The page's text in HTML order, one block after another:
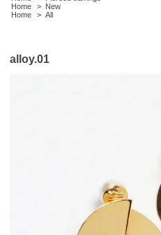
Home
> New
Home
> All
alloy.01